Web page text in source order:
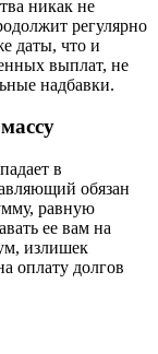
никак не
регулярно
даты, что и
выплат, не
надбавки.
в
обязан
равную
ее вам на
излишек
оплату долгов